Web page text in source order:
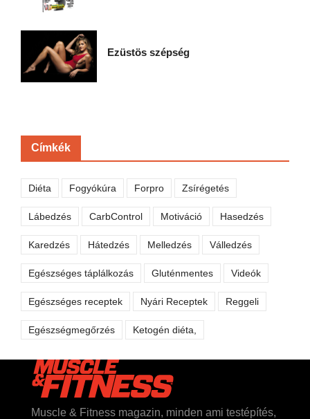
Ezüstös szépség
Címkék
Diéta Fogyókúra Forpro Zsírégetés
Lábedzés CarbControl Motiváció Hasedzés
Karedzés Hátedzés Melledzés Válledzés
Egészséges táplálkozás Gluténmentes Videók
Egészséges receptek Nyári Receptek Reggeli
Egészségmegőrzés Ketogén diéta,
Muscle & Fitness magazin, minden ami testépítés,